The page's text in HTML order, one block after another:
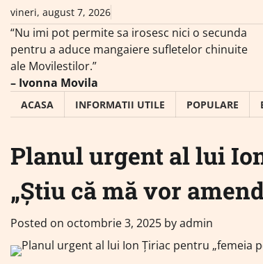
Skip
content
vineri, august 7, 2026
“Nu imi pot permite sa irosesc nici o secunda
pentru a aduce mangaiere sufletelor chinuite
ale Movilestilor.”
– Ivonna Movila
ACASA INFORMATII UTILE POPULARE
Planul urgent al lui
„Știu că mă vor
Posted on octombrie 3, 2025 byadmin